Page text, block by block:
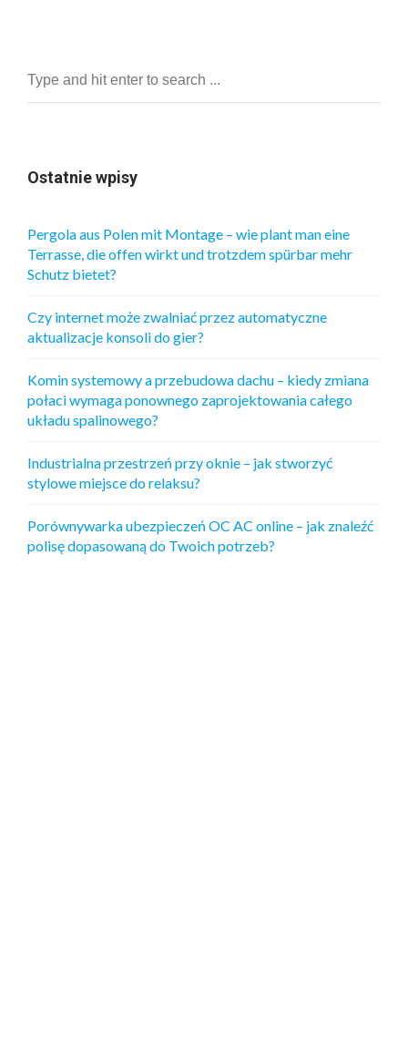
Ostatnie wpisy
Pergola aus Polen mit Montage – wie plant man eine
Terrasse, die offen wirkt und trotzdem spürbar mehr
Schutz bietet?
Czy internet może zwalniać przez automatyczne
aktualizacje konsoli do gier?
Komin systemowy a przebudowa dachu – kiedy zmiana
połaci wymaga ponownego zaprojektowania całego
układu spalinowego?
Industrialna przestrzeń przy oknie – jak stworzyć
stylowe miejsce do relaksu?
Porównywarka ubezpieczeń OC AC online – jak znaleźć
polisę dopasowaną do Twoich potrzeb?